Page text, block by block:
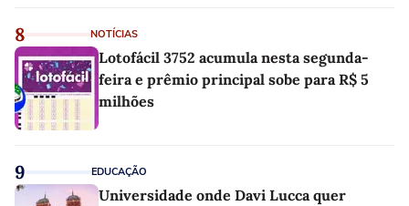
8 NOTÍCIAS
Lotofácil 3752 acumula nesta segunda-
feira e prêmio principal sobe para R$ 5
milhões
9 EDUCAÇÃO
Universidade onde Davi Lucca quer